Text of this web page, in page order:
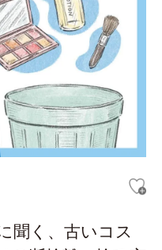
聞く、古いコス